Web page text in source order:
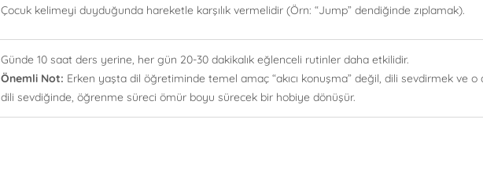
Çocuk kelimeyi duyduğunda hareketle karşılık vermelidir (Örn: “Jump” dendiğinde zıplamak).
Günde 10 saat ders yerine, her gün 20-30 dakikalık eğlenceli rutinler daha etkilidir.
Önemli Not: Erken yaşta dil öğretiminde temel amaç “akıcı konuşma” değil, dili sevdirmek ve
dili sevdiğinde, öğrenme süreci ömür boyu sürecek bir hobiye dönüşür.